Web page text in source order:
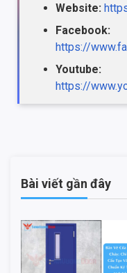
Website:
Facebook:
https://
Youtube:
https://
Bài viết gần đây